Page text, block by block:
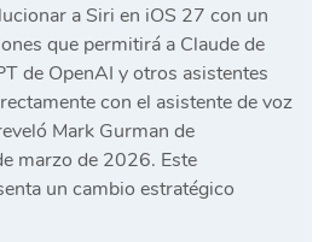
a Siri en iOS 27 con un
que permitirá a Claude de
de OpenAI y otros asistentes
con el asistente de voz
Mark Gurman de
marzo de 2026. Este
un cambio estratégico